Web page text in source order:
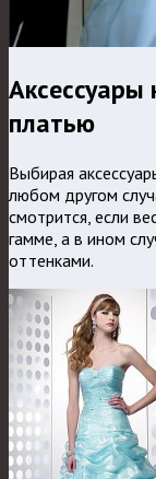
Аксессуары
платью
Выбирая
любом другом
смотрится, если
гамме, а в ином
оттенками.